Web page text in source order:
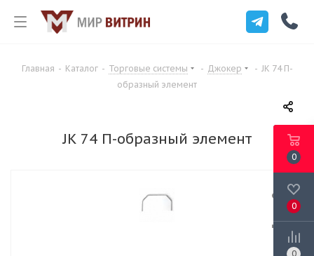
Главная - Каталог - Торговые системы - Джокер - JK 74 П-
образный элемент
JK 74 П-образный элемент
0
0
0